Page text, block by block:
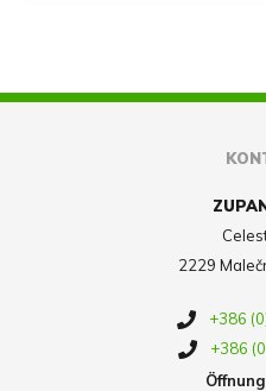
2229
+386
+386